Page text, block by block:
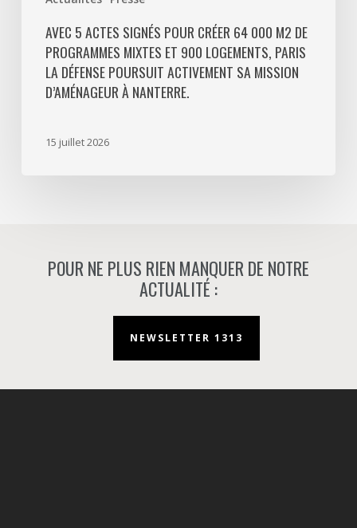
Défense
poursuit
activement
AVEC 5 ACTES SIGNÉS POUR CRÉER 64 000 M2 DE
PROGRAMMES MIXTES ET 900 LOGEMENTS, PARIS
LA DÉFENSE POURSUIT ACTIVEMENT SA MISSION
D’AMÉNAGEUR À NANTERRE.
15 juillet 2026
POUR NE PLUS RIEN MANQUER DE NOTRE
ACTUALITÉ :
NEWSLETTER 1313